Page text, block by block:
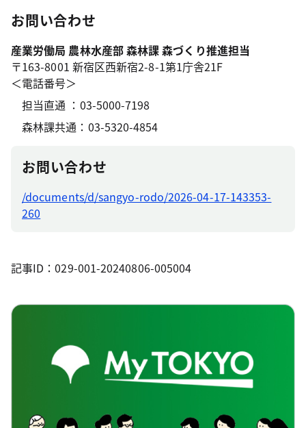
お問い合わせ
産業労働局 農林水産部 森林課 森づくり推進担当
〒163-8001 新宿区西新宿2-8-1第1庁舎21F
＜電話番号＞
担当直通 ：03-5000-7198
森林課共通：03-5320-4854
お問い合わせ
/documents/d/sangyo-rodo/2026-04-17-143353-
260
記事ID：029-001-20240806-005004